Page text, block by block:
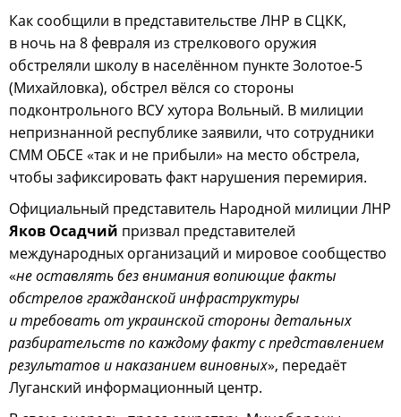
Как сообщили в представительстве ЛНР в СЦКК,
в ночь на 8 февраля из стрелкового оружия
обстреляли школу в населённом пункте Золотое-5
(Михайловка), обстрел вёлся со стороны
подконтрольного ВСУ хутора Вольный. В милиции
непризнанной республике заявили, что сотрудники
СММ ОБСЕ «так и не прибыли» на место обстрела,
чтобы зафиксировать факт нарушения перемирия.
Официальный представитель Народной милиции ЛНР
Яков Осадчий призвал представителей
международных организаций и мировое сообщество
«не оставлять без внимания вопиющие факты
обстрелов гражданской инфраструктуры
и требовать от украинской стороны детальных
разбирательств по каждому факту с представлением
результатов и наказанием виновных», передаёт
Луганский информационный центр.